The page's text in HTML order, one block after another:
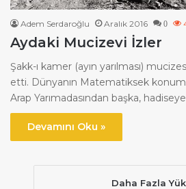
Adem Serdaroğlu Aralık 2016 0
Aydaki Mucizevi İzler
Şakk-ı kamer (ayın yarılması)
etti. Dünyanın Matematiksek
Arap Yarımadasından başka,
Devamını Oku »
Daha Fazla